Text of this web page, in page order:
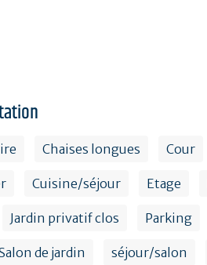
Chaises longues Cour
Cuisine/séjour Etage
Jardin privatif clos Parking
de jardin séjour/salon